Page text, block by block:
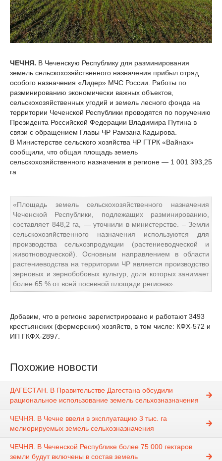
ЧЕЧНЯ. В Чеченскую Республику для разминирования
земель сельскохозяйственного назначения прибыл отряд
особого назначения «Лидер» МЧС России. Работы по
разминированию экономически важных объектов,
сельскохозяйственных угодий и земель лесного фонда на
территории Чеченской Республики проводятся по поручению
Президента Российской Федерации Владимира Путина в
связи с обращением Главы ЧР Рамзана Кадырова.
В Министерстве сельского хозяйства ЧР ГТРК «Вайнах»
сообщили, что общая площадь земель
сельскохозяйственного назначения в регионе — 1 001 393,25
га
«Площадь земель сельскохозяйственного назначения
Чеченской Республики, подлежащих разминированию,
составляет 848,2 га, — уточнили в министерстве. – Земли
сельскохозяйственного назначения используются для
производства сельхозпродукции (растениеводческой и
животноводческой). Основным направлением в области
растениеводства на территории ЧР является производство
зерновых и зернобобовых культур, доля которых занимает
более 65 % от всей посевной площади региона».
Добавим, что в регионе зарегистрировано и работают 3493
крестьянских (фермерских) хозяйств, в том числе: КФХ-572 и
ИП ГКФХ-2897.
Похожие новости
ДАГЕСТАН. В Правительстве Дагестана обсудили
рациональное использование земель сельхозназначения
ЧЕЧНЯ. В Чечне ввели в эксплуатацию 3 тыс. га
мелиорируемых земель сельхозназначения
ЧЕЧНЯ. В Чеченской Республике более 75 000 гектаров
земли будут включены в состав земель